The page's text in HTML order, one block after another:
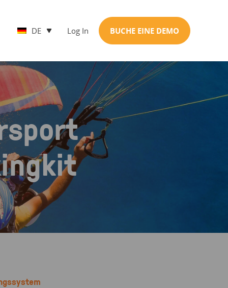
DE Log In BUCHE EINE DEMO